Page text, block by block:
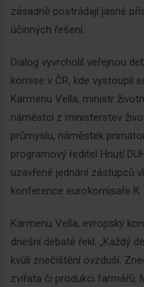
zásadně postrádají jasné
účinných řešení.
Dialog vyvrcholil veřejnou
komise v ČR, kde vystoupil
Karmenu Vella, ministr
náměstci z ministerstev
průmyslu, náměstek
programový ředitel Hnutí
uzavřené jednání zástupců
konference eurokomisaře
Karmenu Vella, evropský
dnešní debatě řekl: „Každý
kvůli znečištění ovzduší.
zvířata či produkci farmářů.